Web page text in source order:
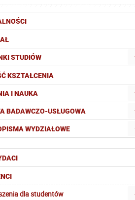
STUDIÓW
KSZTAŁCENIA
I NAUKA
BADAWCZO-USŁUGOWA
WYDZIAŁOWE
dla studentów